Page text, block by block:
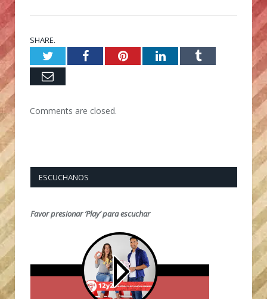
SHARE.
TwitterFacebookPinterestLinkedInTumblr
Email
Comments are closed.
ESCUCHANOS
Favor presionar ‘Play’ para escuchar